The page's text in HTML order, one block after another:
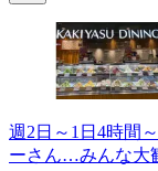
週2日～1日4時間
ーさん…みんな大